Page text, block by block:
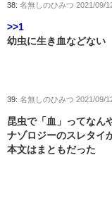
38: 名無しのひみつ 2021/09/
>>1
幼虫に生き血などない
39: 名無しのひみつ 2021/09/
昆虫で「血」ってなん
ナゾロジーのスレタイ
本文はまともだった